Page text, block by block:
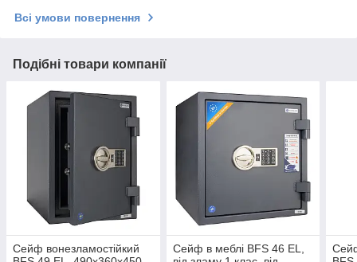
Всі умови повернення
Подібні товари компанії
Сейф вонезламостійкий
Сейф в меблі BFS 46 EL,